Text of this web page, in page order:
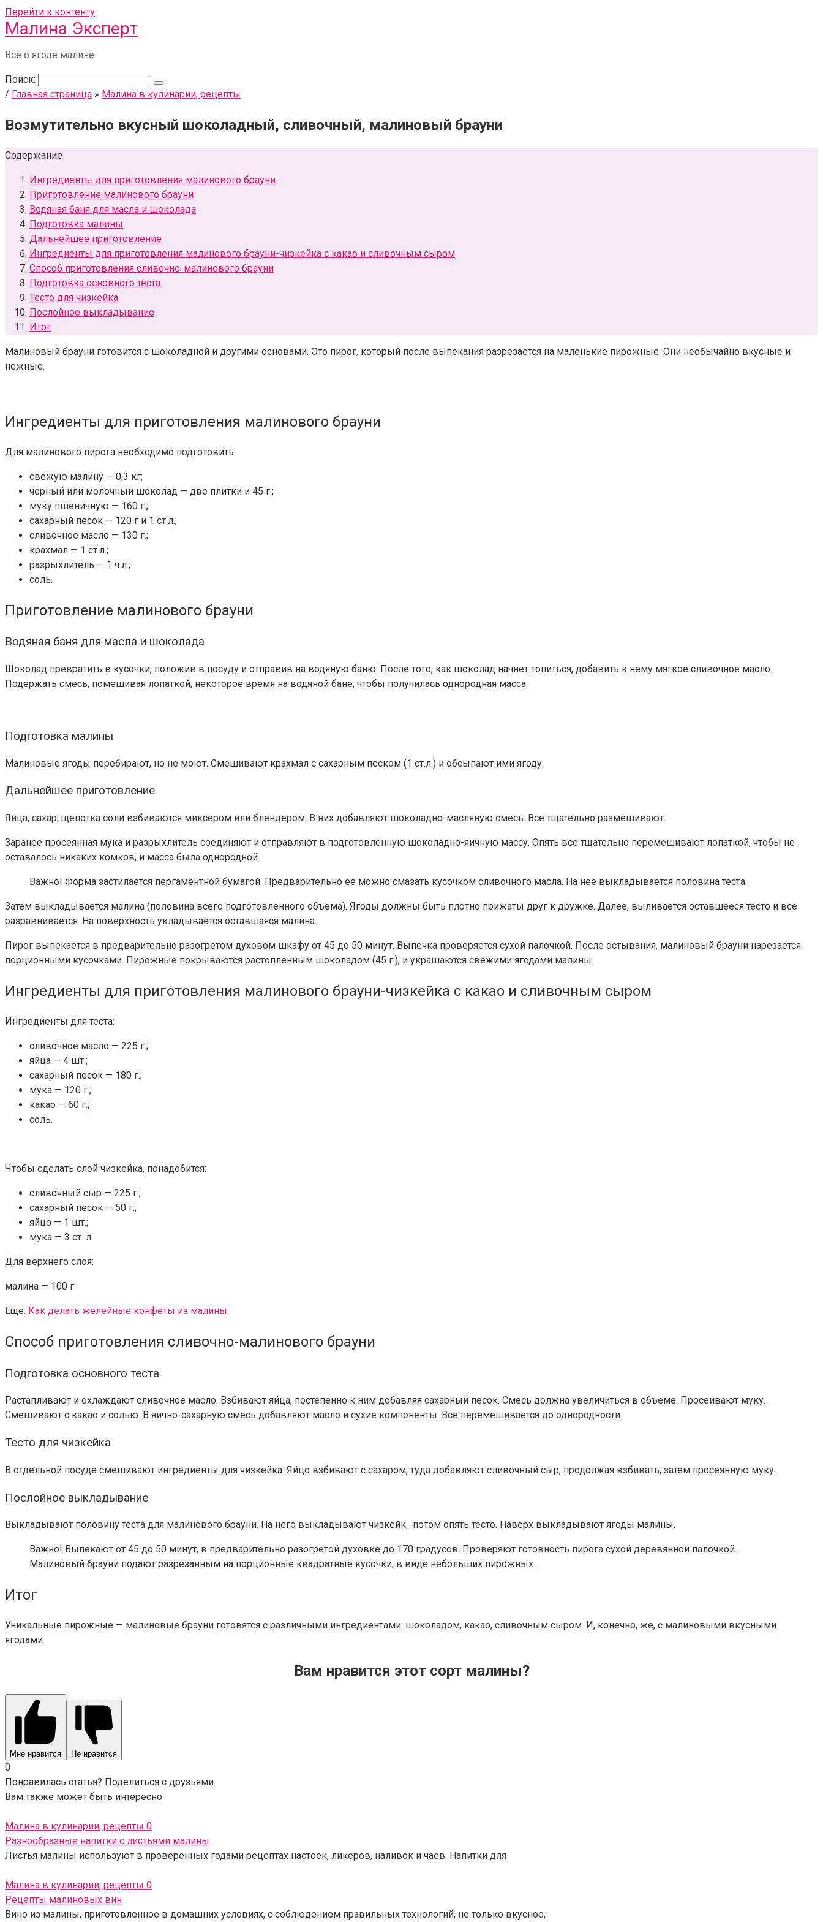
Перейти к контенту
Малина Эксперт
Все о ягоде малине
Поиск:
/ Главная страница » Малина в кулинарии, рецепты
Возмутительно вкусный шоколадный, сливочный, малиновый брауни
Содержание
Ингредиенты для приготовления малинового брауни
Приготовление малинового брауни
Водяная баня для масла и шоколада
Подготовка малины
Дальнейшее приготовление
Ингредиенты для приготовления малинового брауни-чизкейка с какао и сливочным сыром
Способ приготовления сливочно-малинового брауни
Подготовка основного теста
Тесто для чизкейка
Послойное выкладывание
Итог
Малиновый брауни готовится с шоколадной и другими основами. Это пирог, который после выпекания разрезается на маленькие пирожные. Они необычайно вкусные и
нежные.
Ингредиенты для приготовления малинового брауни
Для малинового пирога необходимо подготовить:
свежую малину — 0,3 кг;
черный или молочный шоколад — две плитки и 45 г.;
муку пшеничную — 160 г.;
сахарный песок — 120 г и 1 ст.л.;
сливочное масло — 130 г.;
крахмал — 1 ст.л.;
разрыхлитель — 1 ч.л.;
соль.
Приготовление малинового брауни
Водяная баня для масла и шоколада
Шоколад превратить в кусочки, положив в посуду и отправив на водяную баню. После того, как шоколад начнет топиться, добавить к нему мягкое сливочное масло.
Подержать смесь, помешивая лопаткой, некоторое время на водяной бане, чтобы получилась однородная масса.
Подготовка малины
Малиновые ягоды перебирают, но не моют. Смешивают крахмал с сахарным песком (1 ст.л.) и обсыпают ими ягоду.
Дальнейшее приготовление
Яйца, сахар, щепотка соли взбиваются миксером или блендером. В них добавляют шоколадно-масляную смесь. Все тщательно размешивают.
Заранее просеянная мука и разрыхлитель соединяют и отправляют в подготовленную шоколадно-яичную массу. Опять все тщательно перемешивают лопаткой, чтобы не
оставалось никаких комков, и масса была однородной.
Важно! Форма застилается пергаментной бумагой. Предварительно ее можно смазать кусочком сливочного масла. На нее выкладывается половина теста.
Затем выкладывается малина (половина всего подготовленного объема). Ягоды должны быть плотно прижаты друг к дружке. Далее, выливается оставшееся тесто и все
разравнивается. На поверхность укладывается оставшаяся малина.
Пирог выпекается в предварительно разогретом духовом шкафу от 45 до 50 минут. Выпечка проверяется сухой палочкой. После остывания, малиновый брауни нарезается
порционными кусочками. Пирожные покрываются растопленным шоколадом (45 г.), и украшаются свежими ягодами малины.
Ингредиенты для приготовления малинового брауни-чизкейка с какао и сливочным сыром
Ингредиенты для теста:
сливочное масло — 225 г.;
яйца — 4 шт.;
сахарный песок — 180 г.;
мука — 120 г.;
какао — 60 г.;
соль.
Чтобы сделать слой чизкейка, понадобится:
сливочный сыр — 225 г.;
сахарный песок — 50 г.;
яйцо — 1 шт.;
мука — 3 ст. л.
Для верхнего слоя:
малина — 100 г.
Еще: Как делать желейные конфеты из малины
Способ приготовления сливочно-малинового брауни
Подготовка основного теста
Растапливают и охлаждают сливочное масло. Взбивают яйца, постепенно к ним добавляя сахарный песок. Смесь должна увеличиться в объеме. Просеивают муку.
Смешивают с какао и солью. В яично-сахарную смесь добавляют масло и сухие компоненты. Все перемешивается до однородности.
Тесто для чизкейка
В отдельной посуде смешивают ингредиенты для чизкейка. Яйцо взбивают с сахаром, туда добавляют сливочный сыр, продолжая взбивать, затем просеянную муку.
Послойное выкладывание
Выкладывают половину теста для малинового брауни. На него выкладывают чизкейк, потом опять тесто. Наверх выкладывают ягоды малины.
Важно! Выпекают от 45 до 50 минут, в предварительно разогретой духовке до 170 градусов. Проверяют готовность пирога сухой деревянной палочкой.
Малиновый брауни подают разрезанным на порционные квадратные кусочки, в виде небольших пирожных.
Итог
Уникальные пирожные — малиновые брауни готовятся с различными ингредиентами: шоколадом, какао, сливочным сыром. И, конечно, же, с малиновыми вкусными
ягодами.
Вам нравится этот сорт малины?
Мне нравится Не нравится
0
Понравилась статья? Поделиться с друзьями:
Вам также может быть интересно
Малина в кулинарии, рецепты 0
Разнообразные напитки с листьями малины
Листья малины используют в проверенных годами рецептах настоек, ликеров, наливок и чаев. Напитки для
Малина в кулинарии, рецепты 0
Рецепты малиновых вин
Вино из малины, приготовленное в домашних условиях, с соблюдением правильных технологий, не только вкусное,